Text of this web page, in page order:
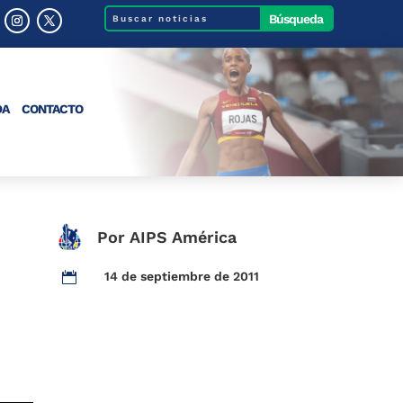
CONTACTO
Por AIPS América
 14 de septiembre de 2011